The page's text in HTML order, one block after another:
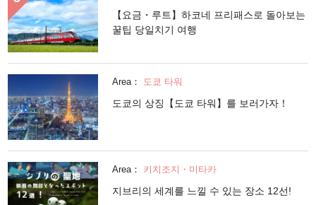
【요금・루트】하코네 프리패스로 돌아보는
꿀팁 당일치기 여행
Area： 도쿄 타워
도쿄의 상징【도쿄 타워】를 보러가자！
Area： 키치조지・미타카
지브리의 세계를 느낄 수 있는 장소 12선!